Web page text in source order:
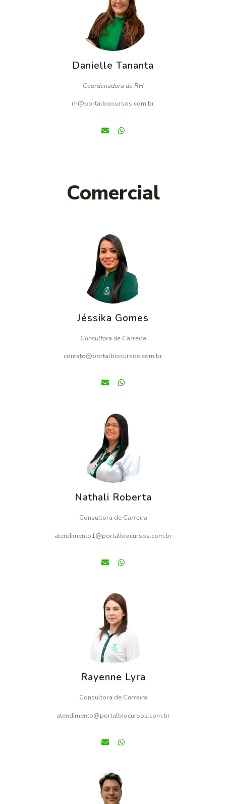
Danielle Tananta
Coordenadora de RH
rh@portalbiocursos.com.br
Comercial
Jéssika Gomes
Consultora de Carreira
contato@portalbiocursos.com.br
Nathali Roberta
Consultora de Carreira
atendimento1@portalbiocursos.com.br
Rayenne Lyra
Consultora de Carreira
atendimento@portalbiocursos.com.br